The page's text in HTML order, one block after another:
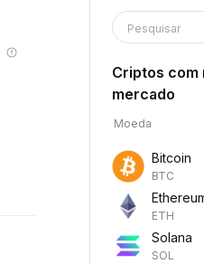
Pesquisar
Criptos com
mercado
Moeda
Bitcoin
BTC
ETH
Solana
SOL